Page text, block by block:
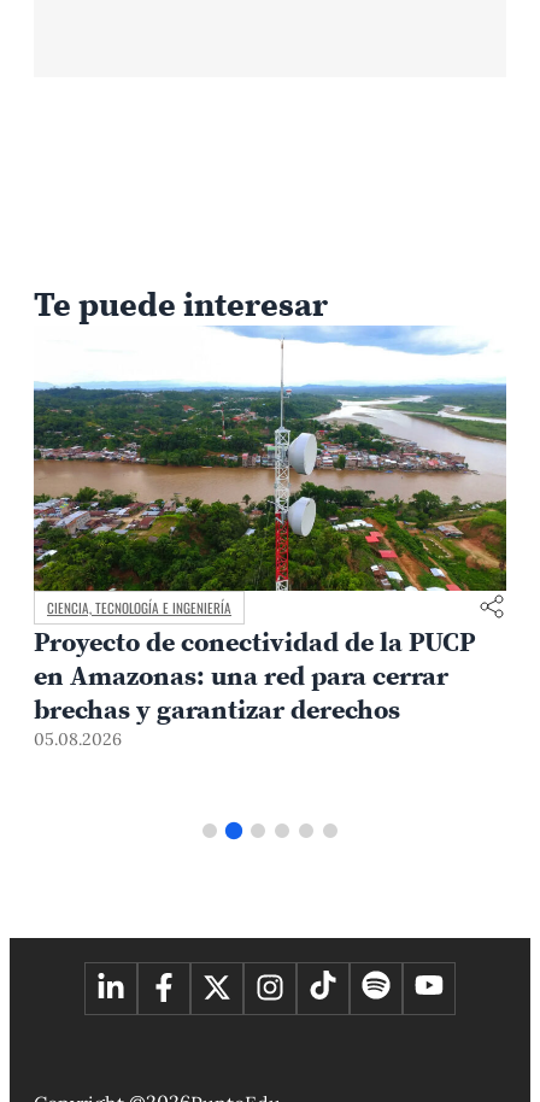
Te puede interesar
CIENCIA, TECNOLOGÍA E INGENIERÍA
Proyecto de conectividad de la PUCP
en Amazonas: una red para cerrar
brechas y garantizar derechos
05.08.2026